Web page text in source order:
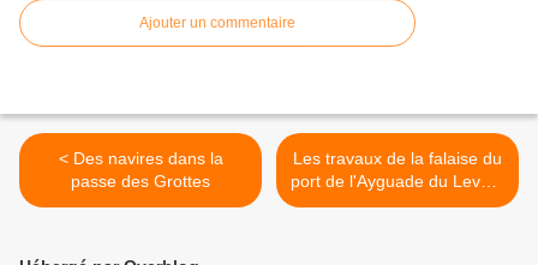
Ajouter un commentaire
< Des navires dans la
passe des Grottes
Les travaux de la falaise du
port de l'Ayguade du Levant
: enfin l'appel d'offres ! >